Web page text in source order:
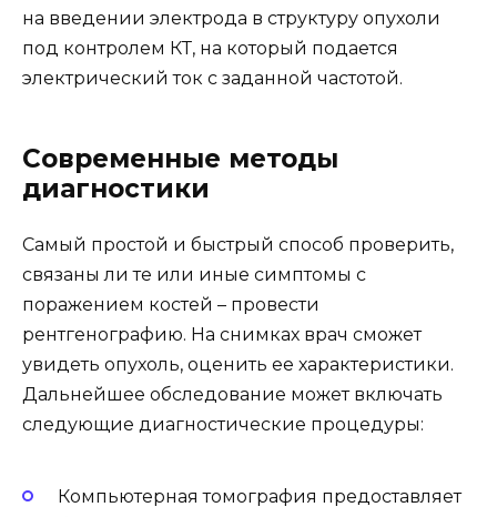
на введении электрода в структуру опухоли
под контролем КТ, на который подается
электрический ток с заданной частотой.
Современные методы
диагностики
Самый простой и быстрый способ проверить,
связаны ли те или иные симптомы с
поражением костей – провести
рентгенографию. На снимках врач сможет
увидеть опухоль, оценить ее характеристики.
Дальнейшее обследование может включать
следующие диагностические процедуры:
Компьютерная томография предоставляет